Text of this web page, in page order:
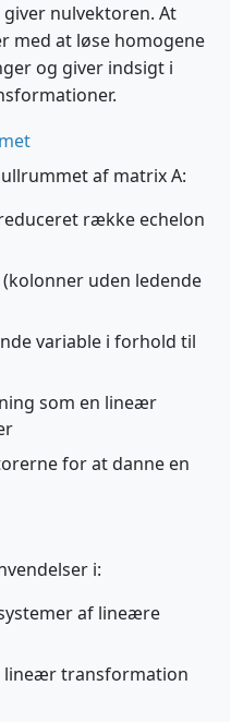
nulvektoren. At
at løse homogene
og giver indsigt i
af matrix A:
række echelon
uden ledende
variable i forhold til
som en lineær
for at danne en
i:
af lineære
lineær transformation